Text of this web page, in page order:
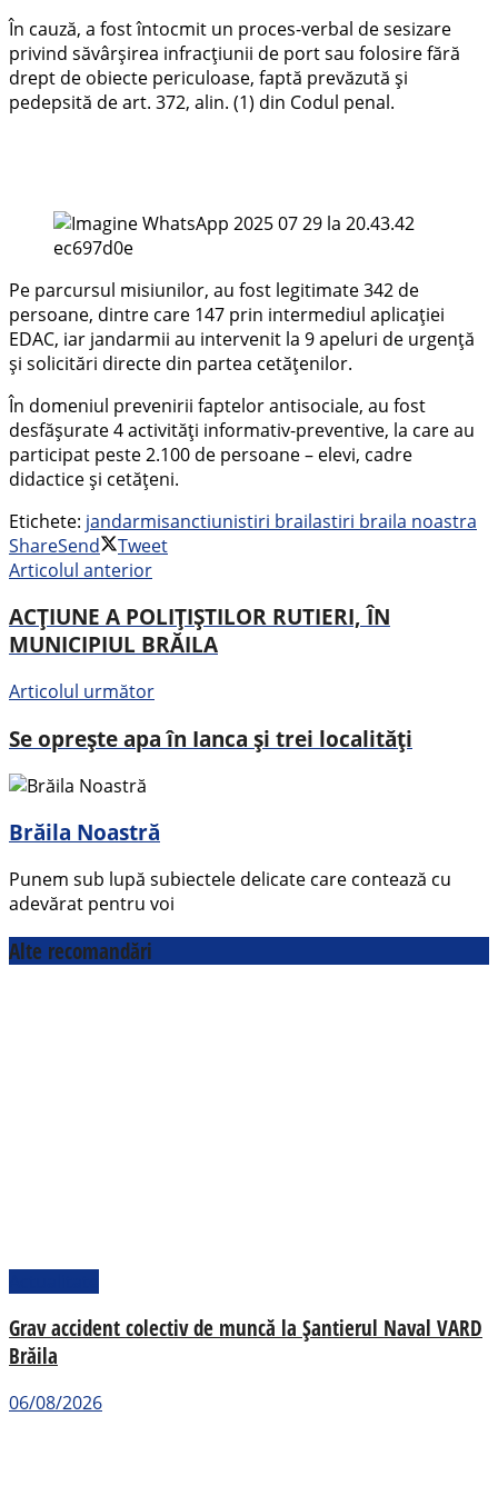
În cauză, a fost întocmit un proces-verbal de sesizare
privind săvârșirea infracțiunii de port sau folosire fără
drept de obiecte periculoase, faptă prevăzută și
pedepsită de art. 372, alin. (1) din Codul penal.
Pe parcursul misiunilor, au fost legitimate 342 de
persoane, dintre care 147 prin intermediul aplicației
EDAC, iar jandarmii au intervenit la 9 apeluri de urgență
și solicitări directe din partea cetățenilor.
În domeniul prevenirii faptelor antisociale, au fost
desfășurate 4 activități informativ-preventive, la care au
participat peste 2.100 de persoane – elevi, cadre
didactice și cetățeni.
Etichete: jandarmisanctiunistiri brailastiri braila noastra
ShareSend
Tweet
Articolul anterior
ACȚIUNE A POLIȚIȘTILOR RUTIERI, ÎN
MUNICIPIUL BRĂILA
Articolul următor
Se oprește apa în Ianca și trei localități
Brăila Noastră
Punem sub lupă subiectele delicate care contează cu
adevărat pentru voi
Alte recomandări
Grav accident colectiv de muncă la Șantierul Naval VARD
Brăila
06/08/2026